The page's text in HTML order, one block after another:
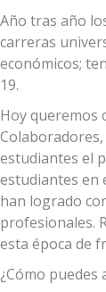
Año tras año
carreras
económicos;
19.
Hoy queremos
estudiantes el
estudiantes en
han logrado
profesionales.
esta época de
¿Cómo puedes